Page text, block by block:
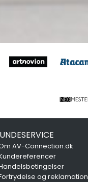
AV-Connection.dk
og reklamation